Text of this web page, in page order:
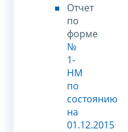
Отчет
по
форме
№
1-
НМ
по
состоянию
на
01.12.2015